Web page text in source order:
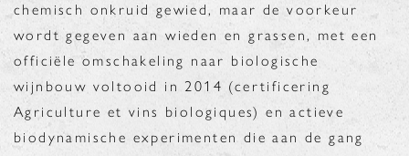
chemisch onkruid gewied, maar de voorkeur
wordt gegeven aan wieden en grassen, met een
officiële omschakeling naar biologische
wijnbouw voltooid in 2014 (certificering
Agriculture et vins biologiques) en actieve
biodynamische experimenten die aan de gang